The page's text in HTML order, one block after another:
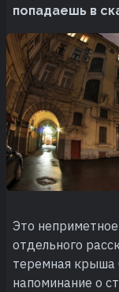
попадаешь в
Это
отдельного
теремная крыша
напоминание о